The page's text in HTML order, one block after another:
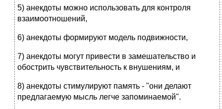
5) анекдоты можно использовать для контроля
взаимоотношений,
6) анекдоты формируют модель подвижности,
7) анекдоты могут привести в замешательство и
обострить чувствительность к внушениям, и
8) анекдоты стимулируют память - "они делают
предлагаемую мысль легче запоминаемой".